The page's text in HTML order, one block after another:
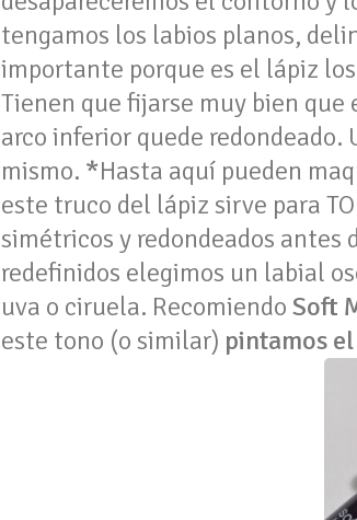
tengamos los labios planos,
importante porque es el lápiz
Tienen que fijarse muy bien
arco inferior quede
mismo. *Hasta aquí pueden
este truco del lápiz sirve para
simétricos y redondeados antes
redefinidos elegimos un labial
uva o ciruela. Recomiendo Soft
este tono (o similar) pintamos